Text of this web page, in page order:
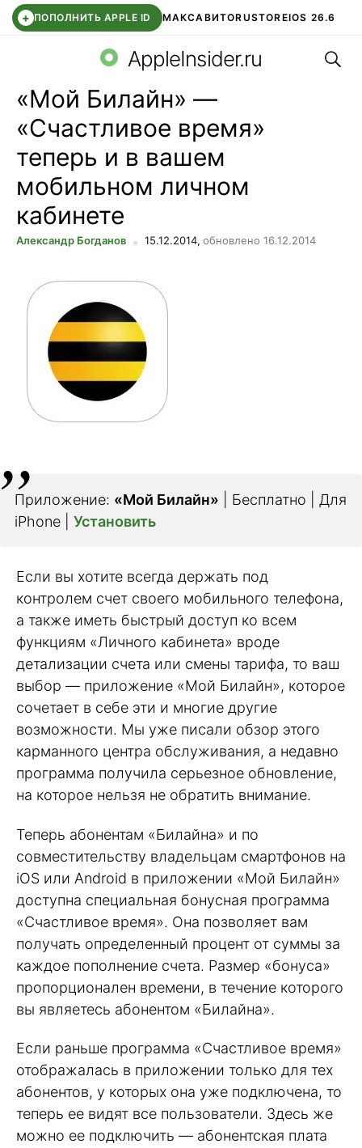
+ ПОПОЛНИТЬ APPLE ID МАКСАВИТОRUSTOREIOS 26.6
СБЕР КИДС ВТБ ОНЛАЙН ЧАТ В ROBLOX
AppleInsider.ru
«Мой Билайн» —
«Счастливое время»
теперь и в вашем
мобильном личном
кабинете
Александр Богданов 15.12.2014, обновлено 16.12.2014
Приложение: «Мой Билайн» | Бесплатно | Для
iPhone | Установить
Если вы хотите всегда держать под
контролем счет своего мобильного телефона,
а также иметь быстрый доступ ко всем
функциям «Личного кабинета» вроде
детализации счета или смены тарифа, то ваш
выбор — приложение «Мой Билайн», которое
сочетает в себе эти и многие другие
возможности. Мы уже писали обзор этого
карманного центра обслуживания, а недавно
программа получила серьезное обновление,
на которое нельзя не обратить внимание.
Теперь абонентам «Билайна» и по
совместительству владельцам смартфонов на
iOS или Android в приложении «Мой Билайн»
доступна специальная бонусная программа
«Счастливое время». Она позволяет вам
получать определенный процент от суммы за
каждое пополнение счета. Размер «бонуса»
пропорционален времени, в течение которого
вы являетесь абонентом «Билайна».
Если раньше программа «Счастливое время»
отображалась в приложении только для тех
абонентов, у которых она уже подключена, то
теперь ее видят все пользователи. Здесь же
можно ее подключить — абонентская плата